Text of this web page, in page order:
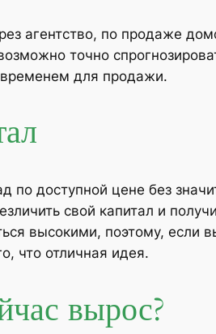
агентство, по продаже
точно
для продажи.
доступной цене без
свой капитал и
высокими, поэтому,
что отличная идея.
вырос?